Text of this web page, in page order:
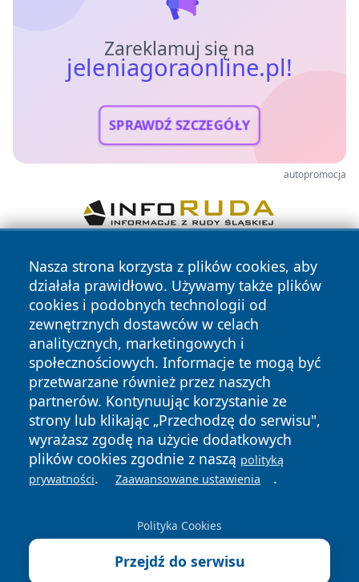
Zareklamuj się na
jeleniagoraonline.pl!
SPRAWDŹ SZCZEGÓŁY
autopromocja
Nasza strona korzysta z plików cookies, aby
działała prawidłowo. Używamy także plików
cookies i podobnych technologii od
zewnętrznych dostawców w celach
analitycznych, marketingowych i
społecznościowych. Informacje te mogą być
przetwarzane również przez naszych
partnerów. Kontynuując korzystanie ze
strony lub klikając „Przechodzę do serwisu",
wyrażasz zgodę na użycie dodatkowych
plików cookies zgodnie z naszą polityką
prywatności. Zaawansowane ustawienia .
Polityka Cookies
Przejdź do serwisu
Copyright © 2026 jeleniagoraonline.pl Wszystkie prawa
zastrzeżone.
News Autorzy
Polityka
Prywatności
Polityka
Cookies